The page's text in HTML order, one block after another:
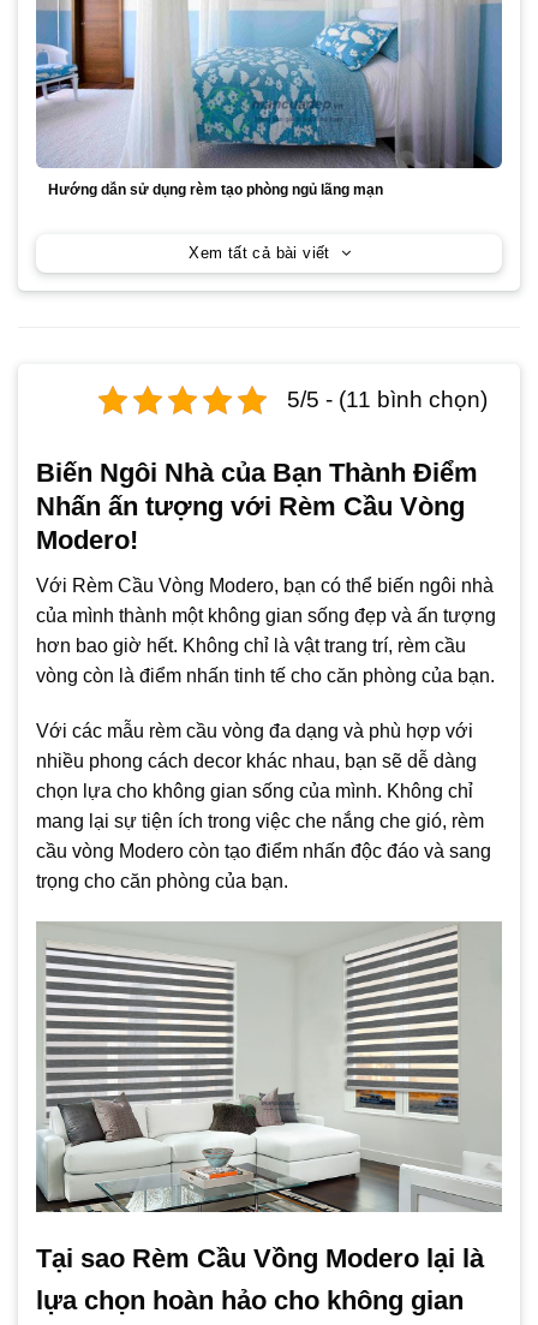
5/5 - (11 bình chọn)
Biến Ngôi Nhà của Bạn Thành Điểm
Nhấn ấn tượng với Rèm Cầu Vòng
Modero!
Với Rèm Cầu Vòng Modero, bạn có thể biến ngôi nhà
của mình thành một không gian sống đẹp và ấn tượng
hơn bao giờ hết. Không chỉ là vật trang trí, rèm cầu
vòng còn là điểm nhấn tinh tế cho căn phòng của bạn.
Với các mẫu rèm cầu vòng đa dạng và phù hợp với
nhiều phong cách decor khác nhau, bạn sẽ dễ dàng
chọn lựa cho không gian sống của mình. Không chỉ
mang lại sự tiện ích trong việc che nắng che gió, rèm
cầu vòng Modero còn tạo điểm nhấn độc đáo và sang
trọng cho căn phòng của bạn.
Tại sao Rèm Cầu Vồng Modero lại là
lựa chọn hoàn hảo cho không gian
Hướng dẫn sử dụng rèm tạo phòng ngủ lãng mạn
Xem tất cả bài viết